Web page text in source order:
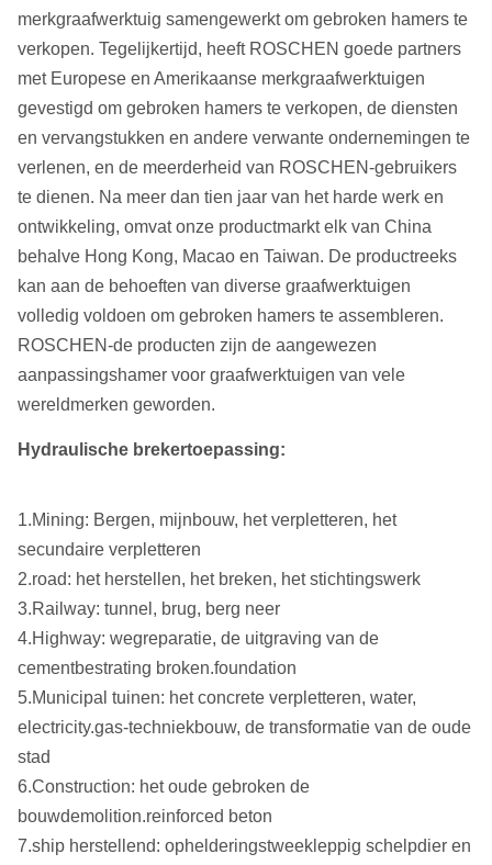
merkgraafwerktuig samengewerkt om gebroken hamers te
verkopen. Tegelijkertijd, heeft ROSCHEN goede partners
met Europese en Amerikaanse merkgraafwerktuigen
gevestigd om gebroken hamers te verkopen, de diensten
en vervangstukken en andere verwante ondernemingen te
verlenen, en de meerderheid van ROSCHEN-gebruikers
te dienen. Na meer dan tien jaar van het harde werk en
ontwikkeling, omvat onze productmarkt elk van China
behalve Hong Kong, Macao en Taiwan. De productreeks
kan aan de behoeften van diverse graafwerktuigen
volledig voldoen om gebroken hamers te assembleren.
ROSCHEN-de producten zijn de aangewezen
aanpassingshamer voor graafwerktuigen van vele
wereldmerken geworden.
Hydraulische brekertoepassing:
1.Mining: Bergen, mijnbouw, het verpletteren, het
secundaire verpletteren
2.road: het herstellen, het breken, het stichtingswerk
3.Railway: tunnel, brug, berg neer
4.Highway: wegreparatie, de uitgraving van de
cementbestrating broken.foundation
5.Municipal tuinen: het concrete verpletteren, water,
electricity.gas-techniekbouw, de transformatie van de oude
stad
6.Construction: het oude gebroken de
bouwdemolition.reinforced beton
7.ship herstellend: ophelderingstweekleppig schelpdier en